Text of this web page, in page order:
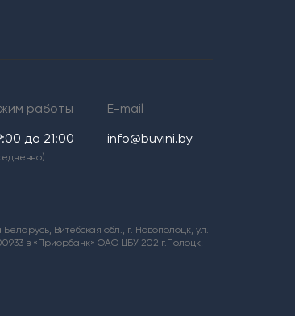
работы
до 21:00
E-mail
info@buvini.by
Витебская обл., г. Новополоцк, ул.
в «Приорбанк» ОАО ЦБУ 202 г.Полоцк,